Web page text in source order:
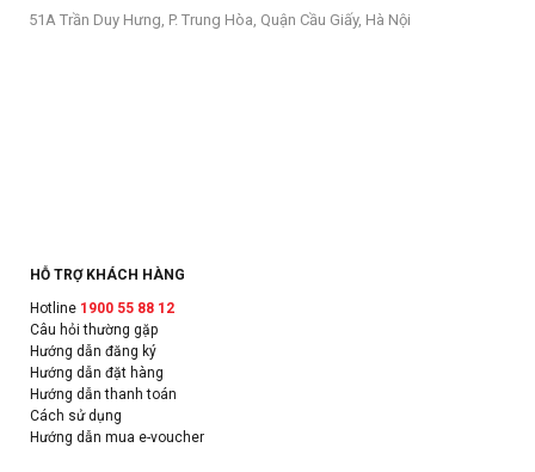
51A Trần Duy Hưng, P. Trung Hòa, Quận Cầu Giấy, Hà Nội
HỖ TRỢ KHÁCH HÀNG
Hotline 1900 55 88 12
Câu hỏi thường gặp
Hướng dẫn đăng ký
Hướng dẫn đặt hàng
Hướng dẫn thanh toán
Cách sử dụng
Hướng dẫn mua e-voucher